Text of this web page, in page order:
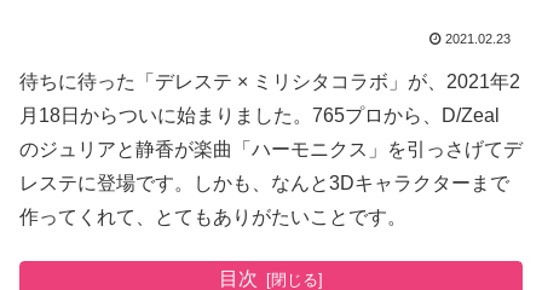
2021.02.23
待ちに待った「デレステ × ミリシタコラボ」が、2021年2
月18日からついに始まりました。765プロから、D/Zeal
のジュリアと静香が楽曲「ハーモニクス」を引っさげてデ
レステに登場です。しかも、なんと3Dキャラクターまで
作ってくれて、とてもありがたいことです。
目次